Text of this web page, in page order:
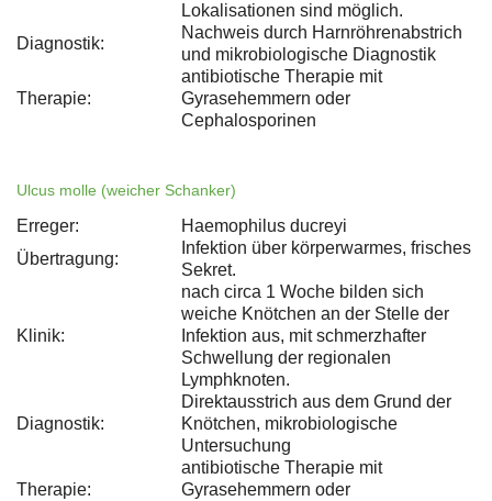
Lokalisationen sind möglich.
Diagnostik:
Nachweis durch Harnröhrenabstrich
und mikrobiologische Diagnostik
Therapie:
antibiotische Therapie mit
Gyrasehemmern oder
Cephalosporinen
Ulcus molle (weicher Schanker)
Erreger:
Haemophilus ducreyi
Übertragung:
Infektion über körperwarmes, frisches
Sekret.
Klinik:
nach circa 1 Woche bilden sich
weiche Knötchen an der Stelle der
Infektion aus, mit schmerzhafter
Schwellung der regionalen
Lymphknoten.
Diagnostik:
Direktausstrich aus dem Grund der
Knötchen, mikrobiologische
Untersuchung
Therapie:
antibiotische Therapie mit
Gyrasehemmern oder